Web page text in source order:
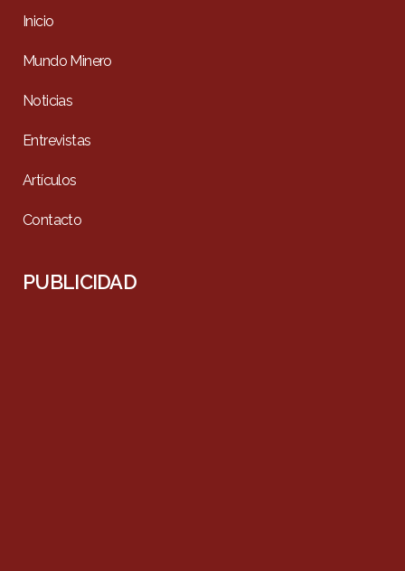
Inicio
Mundo Minero
Noticias
Entrevistas
Artículos
Contacto
PUBLICIDAD